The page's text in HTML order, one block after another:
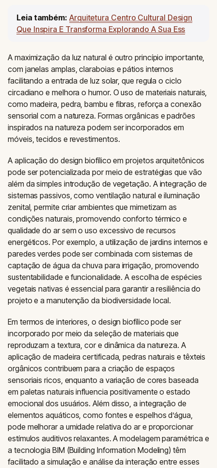
Leia também: Arquitetura Centro Cultural Design
Que Inspira E Transforma Explorando A Sua Ess
A maximização da luz natural é outro princípio importante,
com janelas amplas, claraboias e pátios internos
facilitando a entrada de luz solar, que regula o ciclo
circadiano e melhora o humor. O uso de materiais naturais,
como madeira, pedra, bambu e fibras, reforça a conexão
sensorial com a natureza. Formas orgânicas e padrões
inspirados na natureza podem ser incorporados em
móveis, tecidos e revestimentos.
A aplicação do design biofílico em projetos arquitetônicos
pode ser potencializada por meio de estratégias que vão
além da simples introdução de vegetação. A integração de
sistemas passivos, como ventilação natural e iluminação
zenital, permite criar ambientes que mimetizam as
condições naturais, promovendo conforto térmico e
qualidade do ar sem o uso excessivo de recursos
energéticos. Por exemplo, a utilização de jardins internos e
paredes verdes pode ser combinada com sistemas de
captação de água da chuva para irrigação, promovendo
sustentabilidade e funcionalidade. A escolha de espécies
vegetais nativas é essencial para garantir a resiliência do
projeto e a manutenção da biodiversidade local.
Em termos de interiores, o design biofílico pode ser
incorporado por meio da seleção de materiais que
reproduzam a textura, cor e dinâmica da natureza. A
aplicação de madeira certificada, pedras naturais e têxteis
orgânicos contribuem para a criação de espaços
sensoriais ricos, enquanto a variação de cores baseada
em paletas naturais influencia positivamente o estado
emocional dos usuários. Além disso, a integração de
elementos aquáticos, como fontes e espelhos d’água,
pode melhorar a umidade relativa do ar e proporcionar
estímulos auditivos relaxantes. A modelagem paramétrica e
a tecnologia BIM (Building Information Modeling) têm
facilitado a simulação e análise da interação entre esses